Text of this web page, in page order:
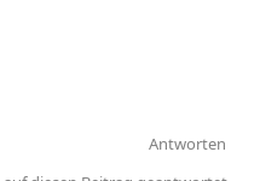
Antworten